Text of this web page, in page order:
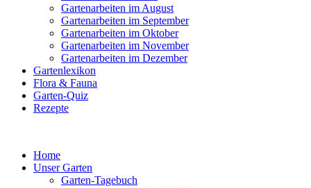
Gartenarbeiten im August
Gartenarbeiten im September
Gartenarbeiten im Oktober
Gartenarbeiten im November
Gartenarbeiten im Dezember
Gartenlexikon
Flora & Fauna
Garten-Quiz
Rezepte
Home
Unser Garten
Garten-Tagebuch